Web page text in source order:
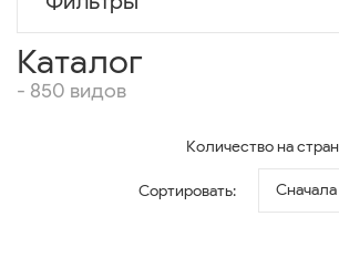
Каталог
- 850 видов
Количество на
Сортировать: